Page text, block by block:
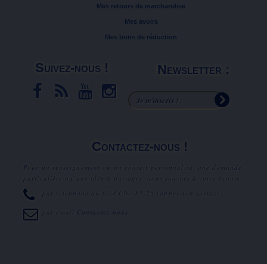
Mes retours de marchandise
Mes avoirs
Mes bons de réduction
Suivez-nous ! Newsletter :
Contactez-nous !
Pour un renseignement ou un conseil personnalisé, une demande
particulière ou une idée à partager, nous sommes à votre écoute.
par téléphone au
07.64.07.81.25 (appel non surtaxé).
par email Contactez-nous